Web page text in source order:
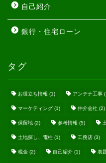
自己紹介
銀行・住宅ローン
タグ
お役立ち情報 (1) アンテナ工事
マーケティング (1) 仲介会社 (2)
保留地 (2) 参考情報 (5)
土地探し、電柱 (1) 工務店 (3)
税金 (2) 自己紹介 (1) 表